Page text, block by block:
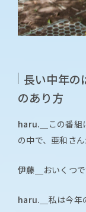
長い中年の
のあり方
haru.＿
この番組
の中で、亜和さ
伊藤＿ おいくつ
haru.＿ 私は今年